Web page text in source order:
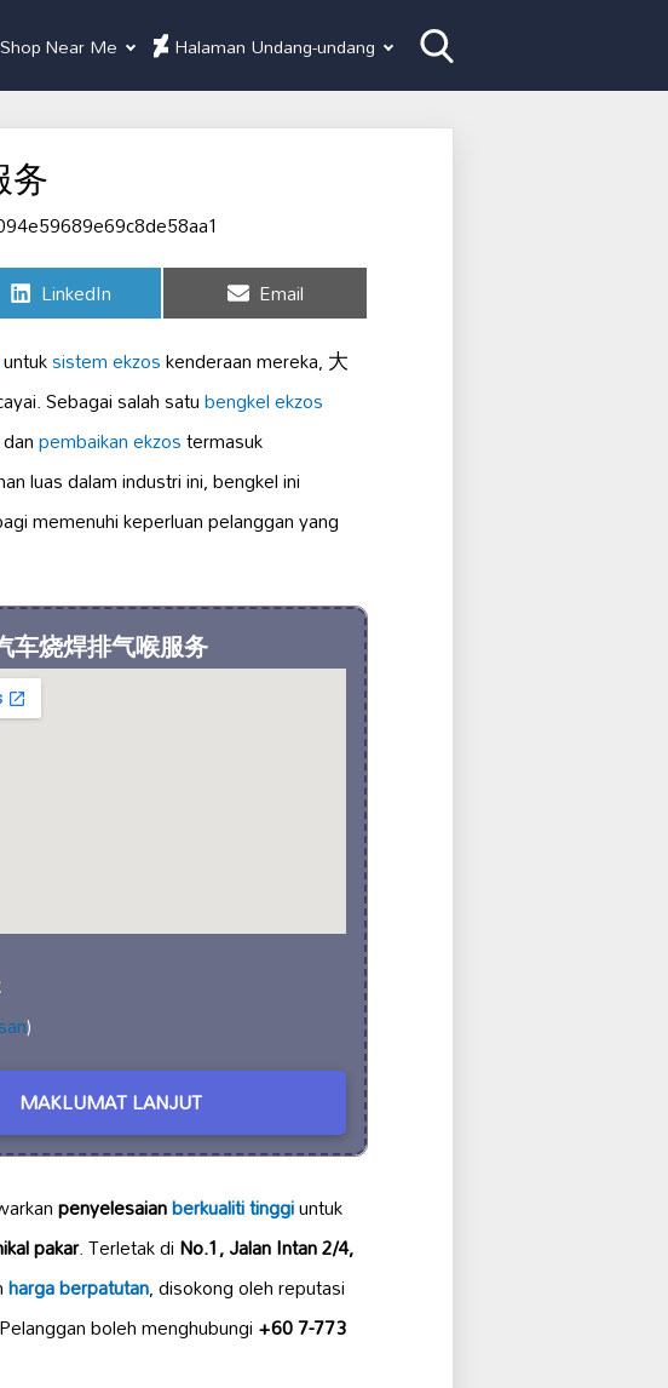
Near Me Halaman Undang-undang
Share
on
LinkedIn Share
on
Email
untuksistem ekzoskenderaan mereka, 大
Sebagai salah satubengkel ekzos
pembaikan ekzostermasuk
luas dalam industri ini, bengkel ini
memenuhi keperluan pelanggan yang
车烧焊排气喉服务
)
MAKLUMAT LANJUT
penyelesaianberkualiti tinggiuntuk
pakar. Terletak diNo.1, Jalan Intan 2/4,
harga berpatutan, disokong oleh reputasi
boleh menghubungi+60 7-773